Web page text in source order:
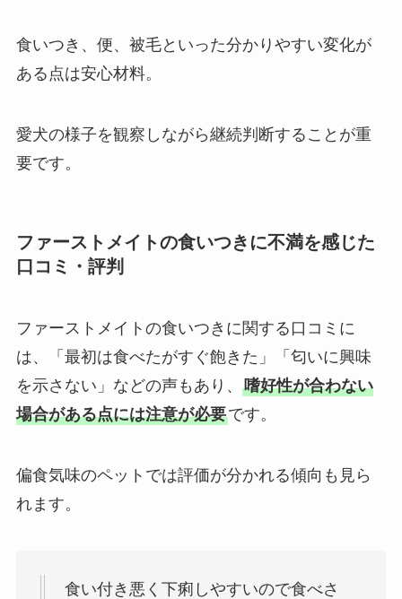
食いつき、便、被毛といった分かりやすい変化が
ある点は安心材料。
愛犬の様子を観察しながら継続判断することが重
要です。
ファーストメイトの食いつきに不満を感じた
口コミ・評判
ファーストメイトの食いつきに関する口コミに
は、「最初は食べたがすぐ飽きた」「匂いに興味
を示さない」などの声もあり、 嗜好性が合わない
場合がある点には注意が必要です。
偏食気味のペットでは評価が分かれる傾向も見ら
れます。
食い付き悪く下痢しやすいので食べさ